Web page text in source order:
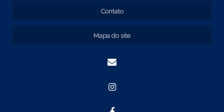
QUADRO DE COMANDO 40X30X20Contato
Mapa do site